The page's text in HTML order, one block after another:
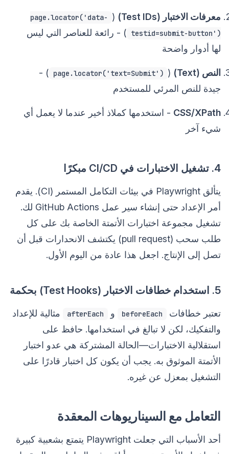
معرفات الاختبار (Test IDs) (
page.locator('data-
testid=submit-button') ) - رائعة للعناصر التي ليس
لها أدوار واضحة
النص (Text) (
page.locator('text=Submit')
) -
جيدة للنص المرئي للمستخدم
CSS/XPath - استخدمها كملاذ أخير عندما لا يعمل أي
شيء آخر
4. تشغيل الاختبارات في CI/CD مبكرًا
يتألق Playwright في بيئات التكامل المستمر (CI). يقدم
أمر الإعداد حتى إنشاء سير عمل GitHub Actions لك.
تشغيل مجموعة اختبارات الأتمتة الخاصة بك على كل
طلب سحب (pull request) يكتشف الانحدارات قبل أن
تصل إلى الإنتاج. اجعل هذا عادة من اليوم الأول.
5. استخدام خطافات الاختبار (Test Hooks) بحكمة
تعتبر خطافات beforeEach و afterEach
مثالية للإعداد
والتفكيك، لكن لا تبالغ في استخدامها. حافظ على
استقلالية الاختبارات—الحالة المشتركة هي عدو اختبار
الأتمتة الموثوق به. يجب أن يكون كل اختبار قادرًا على
التشغيل بمعزل عن غيره.
التعامل مع السيناريوهات المعقدة
أحد الأسباب التي جعلت Playwright يتمتع بشعبية كبيرة